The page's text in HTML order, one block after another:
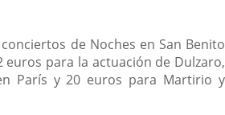
de Noches en San Benito
para la actuación de Dulzaro,
París y 20 euros para Martirio y